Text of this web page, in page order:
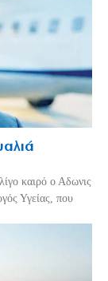
καιρό ο Αδωνις
Υγείας, που